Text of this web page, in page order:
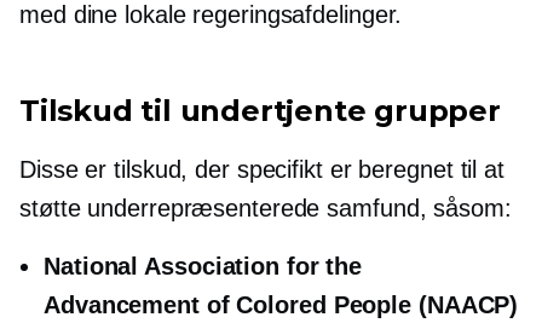
med dine lokale regeringsafdelinger.
Tilskud til undertjente grupper
Disse er tilskud, der specifikt er beregnet til at
støtte underrepræsenterede samfund, såsom:
National Association for the
Advancement of Colored People (NAACP)